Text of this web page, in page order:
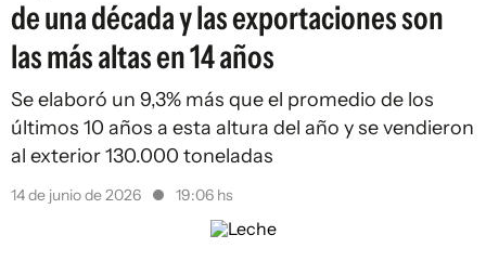
de una década y las exportaciones son
las más altas en 14 años
Se elaboró un 9,3% más que el promedio de los
últimos 10 años a esta altura del año y se vendieron
al exterior 130.000 toneladas
14 de junio de 2026 19:06 hs